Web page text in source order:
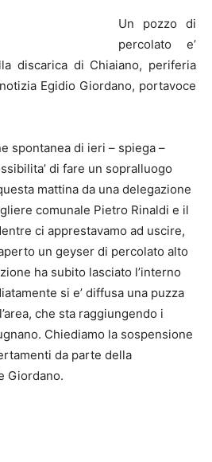
Un pozzo di
percolato e’
discarica di Chiaiano, periferia
Egidio Giordano, portavoce
spontanea di ieri – spiega –
di fare un sopralluogo
mattina da una delegazione
comunale Pietro Rinaldi e il
ci apprestavamo ad uscire,
un geyser di percolato alto
ha subito lasciato l’interno
si e’ diffusa una puzza
che sta raggiungendo i
Chiediamo la sospensione
da parte della
Giordano.